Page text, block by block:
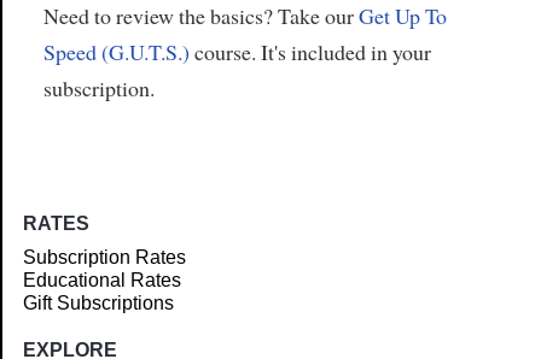
Need to review the basics? Take ourGet Up To
Speed (G.U.T.S.) course. It's included in your
subscription.
RATES
Subscription Rates
Educational Rates
Gift Subscriptions
EXPLORE